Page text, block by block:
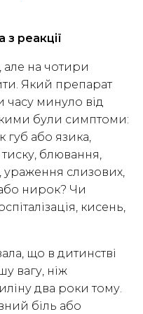
з реакції
але на чотири
Який препарат
часу минуло від
були симптоми:
губ або язика,
блювання,
ураження слизових,
нирок? Чи
кисень,
що в дитинстві
вагу, ніж
два роки тому.
біль або